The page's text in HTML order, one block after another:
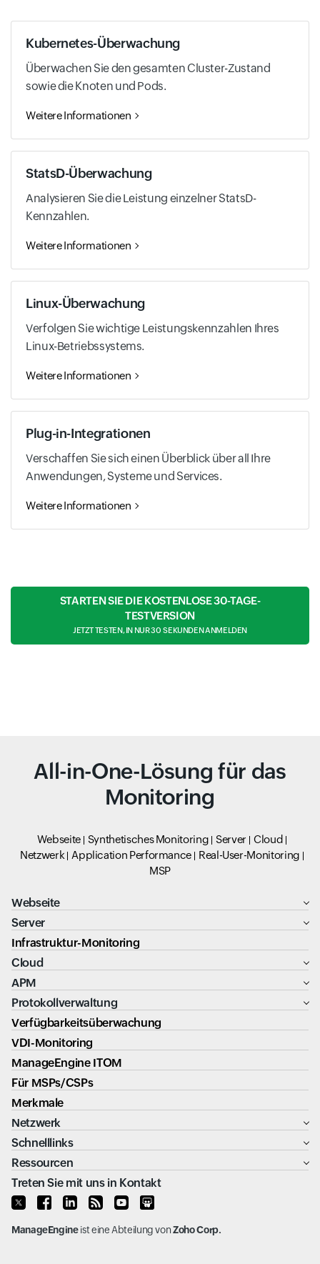
Kubernetes-Überwachung
Überwachen Sie den gesamten Cluster-Zustand
sowie die Knoten und Pods.
Weitere Informationen
StatsD-Überwachung
Analysieren Sie die Leistung einzelner StatsD-
Kennzahlen.
Weitere Informationen
Linux-Überwachung
Verfolgen Sie wichtige Leistungskennzahlen Ihres
Linux-Betriebssystems.
Weitere Informationen
Plug-in-Integrationen
Verschaffen Sie sich einen Überblick über all Ihre
Anwendungen, Systeme und Services.
Weitere Informationen
STARTEN SIE DIE KOSTENLOSE 30-TAGE-
TESTVERSION
JETZT TESTEN, IN NUR 30 SEKUNDEN ANMELDEN
All-in-One-Lösung für das
Monitoring
Webseite Synthetisches Monitoring Server
Cloud
Netzwerk Application Performance
Real-User-Monitoring
MSP
Webseite
Server
Infrastruktur-Monitoring
Cloud
APM
Protokollverwaltung
Verfügbarkeitsüberwachung
VDI-Monitoring
ManageEngine ITOM
Für MSPs/CSPs
Merkmale
Netzwerk
Schnelllinks
Ressourcen
Treten Sie mit uns in Kontakt
ManageEngineist eine Abteilung vonZoho Corp.